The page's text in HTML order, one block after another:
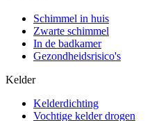
Schimmel in huis
Zwarte schimmel
In de badkamer
Gezondheidsrisico's
Kelder
Kelderdichting
Vochtige kelder drogen